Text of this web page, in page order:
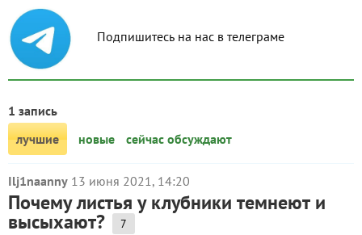
Подпишитесь на нас в телеграме
1 запись
лучшие
новые сейчас обсуждают
Ilj1naanny 13 июня 2021, 14:20
Почему листья у клубники темнеют и
высыхают? 7